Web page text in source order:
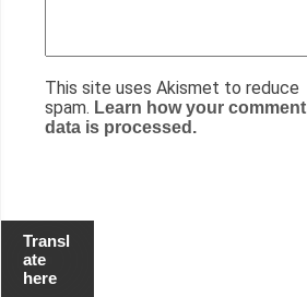
This site uses Akismet to reduce
spam. Learn how your comment
data is processed.
Transl
ate
here